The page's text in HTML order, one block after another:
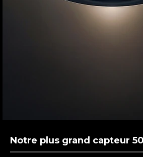
Notre plus grand capteur